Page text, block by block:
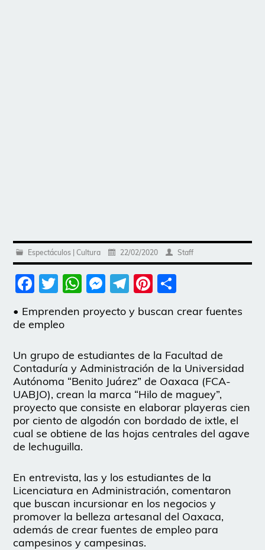
Espectáculos | Cultura 22/02/2020 Staff
Facebook
Twitter
WhatsApp
Messenger
Telegram
Pinterest
• Emprenden proyecto y buscan crear fuentes
de empleo
Un grupo de estudiantes de la Facultad de
Contaduría y Administración de la Universidad
Autónoma “Benito Juárez” de Oaxaca (FCA-
UABJO), crean la marca “Hilo de maguey”,
proyecto que consiste en elaborar playeras cien
por ciento de algodón con bordado de ixtle, el
cual se obtiene de las hojas centrales del agave
de lechuguilla.
En entrevista, las y los estudiantes de la
Licenciatura en Administración, comentaron
que buscan incursionar en los negocios y
promover la belleza artesanal del Oaxaca,
además de crear fuentes de empleo para
campesinos y campesinas.